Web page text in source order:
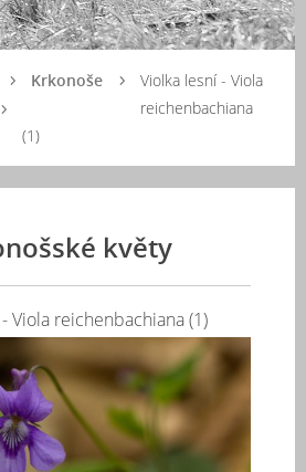
Krkonoše
Violka lesní - Viola
reichenbachiana
(1)
květy
Viola reichenbachiana (1)